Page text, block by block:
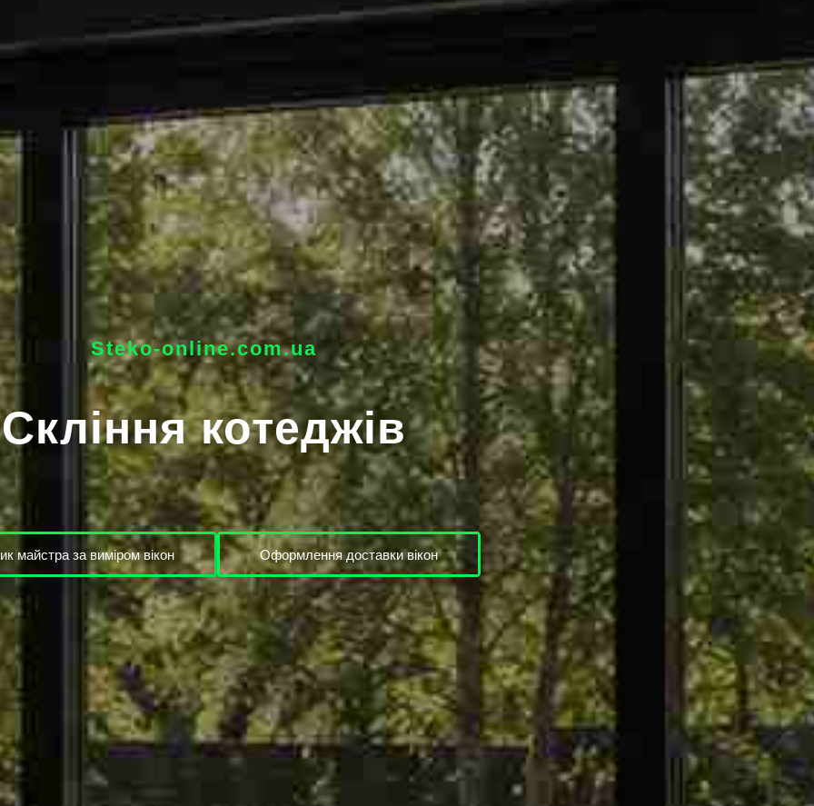
Steko-online.com.ua
Скління котеджів
майстра за виміром вікон Оформлення доставки вікон